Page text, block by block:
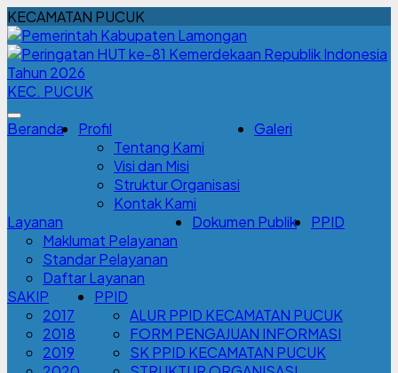
KECAMATAN PUCUK
KEC. PUCUK
Beranda
Profil
Tentang Kami
Visi dan Misi
Struktur Organisasi
Kontak Kami
Galeri
Layanan
Maklumat Pelayanan
Standar Pelayanan
Daftar Layanan
Dokumen Publik PPID
SAKIP
2017
2018
2019
PPID
ALUR PPID KECAMATAN PUCUK
FORM PENGAJUAN INFORMASI
SK PPID KECAMATAN PUCUK